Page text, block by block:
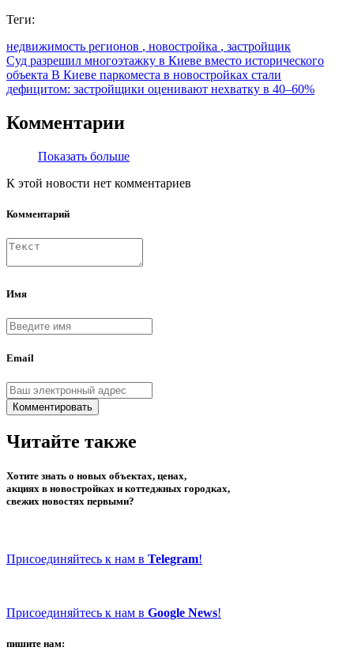
Теги:
недвижимость регионов , новостройка , застройщик
Суд разрешил многоэтажку в Киеве вместо исторического
объекта В Киеве паркоместа в новостройках стали
дефицитом: застройщики оценивают нехватку в 40–60%
Комментарии
Показать больше
К этой новости нет комментариев
Комментарий
Имя
Email
Комментировать
Читайте также
Хотите знать о новых объектах, ценах,
акциях в новостройках и коттеджных городках,
свежих новостях первыми?
Присоединяйтесь к нам в Telegram!
Присоединяйтесь к нам в Google News!
пишите нам: